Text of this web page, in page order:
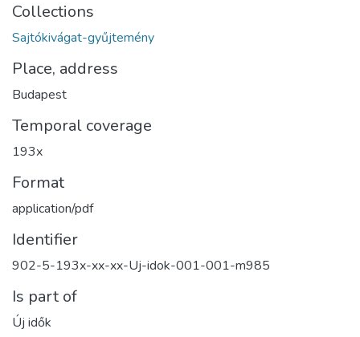
Collections
Sajtókivágat-gyűjtemény
Place, address
Budapest
Temporal coverage
193x
Format
application/pdf
Identifier
902-5-193x-xx-xx-Uj-idok-001-001-m985
Is part of
Új idők